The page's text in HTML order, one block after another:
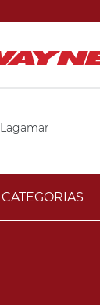
Lagamar
CATEGORIAS